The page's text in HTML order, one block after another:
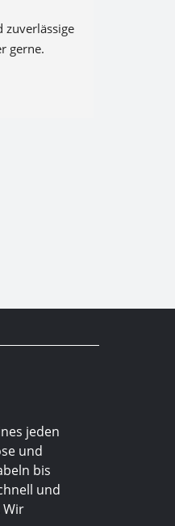
zuverlässige
gerne.
jeden
und
bis
und